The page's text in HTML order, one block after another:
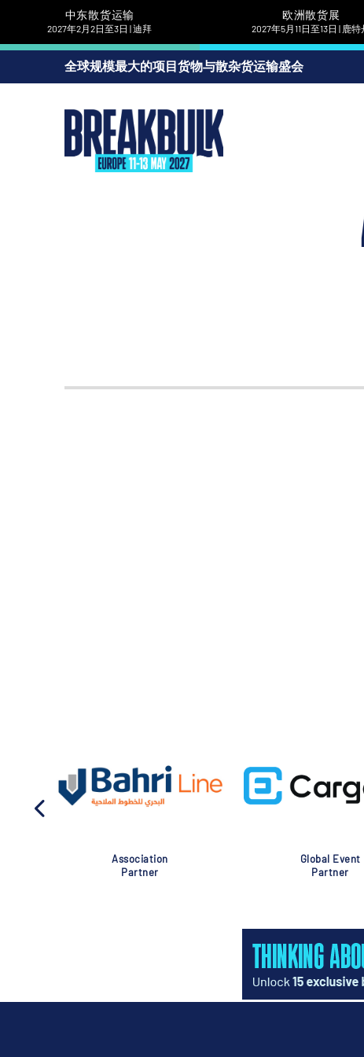
中东散货运输
2027年2月2日至3日 | 迪拜
欧洲散货展
2027年5月11日至13日 | 鹿特
全球规模最大的项目货物与散杂货运输盛会
Association
Partner
Global Event
Partner